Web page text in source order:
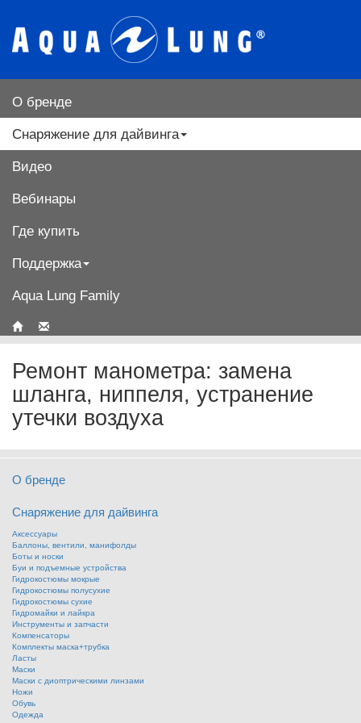
О бренде
Снаряжение для дайвинга
Видео
Вебинары
Где купить
Поддержка
Aqua Lung Family
Ремонт манометра: замена
шланга, ниппеля, устранение
утечки воздуха
О бренде
Снаряжение для дайвинга
Аксессуары
Баллоны, вентили, манифолды
Боты и носки
Буи и подъемные устройства
Гидрокостюмы мокрые
Гидрокостюмы полусухие
Гидрокостюмы сухие
Гидромайки и лайкра
Инструменты и запчасти
Компенсаторы
Комплекты маска+трубка
Ласты
Маски
Маски с диоптрическими линзами
Ножи
Обувь
Одежда